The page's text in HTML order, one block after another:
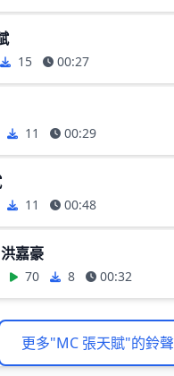
15 00:27
11 00:29
11 00:48
嘉豪
70 8 00:32
更多"MC 張天賦"的鈴聲